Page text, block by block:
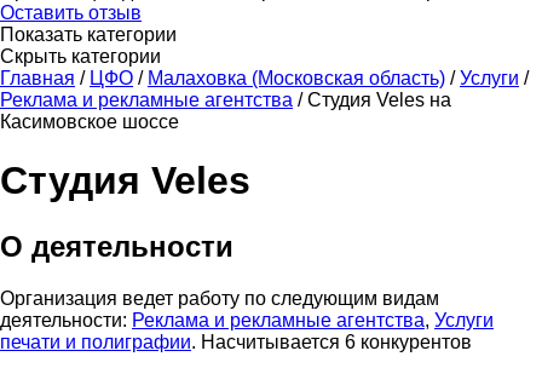
Оставить отзыв
Показать категории
Скрыть категории
Главная / ЦФО / Малаховка (Московская область) / Услуги /
Реклама и рекламные агентства / Студия Veles на
Касимовское шоссе
Студия Veles
О деятельности
Организация ведет работу по следующим видам
деятельности: Реклама и рекламные агентства, Услуги
печати и полиграфии. Насчитывается 6 конкурентов